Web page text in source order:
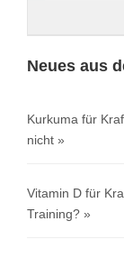
Neues aus
Kurkuma für
nicht
Vitamin D für
Training?